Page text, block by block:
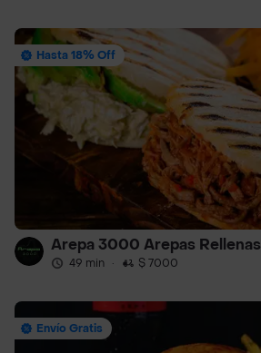
Hasta 18% Off
Arepa 3000 Arepas Rellenas
49 min · $ 7000
Envío Gratis